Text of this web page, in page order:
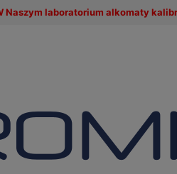
Naszym laboratorium alkomaty